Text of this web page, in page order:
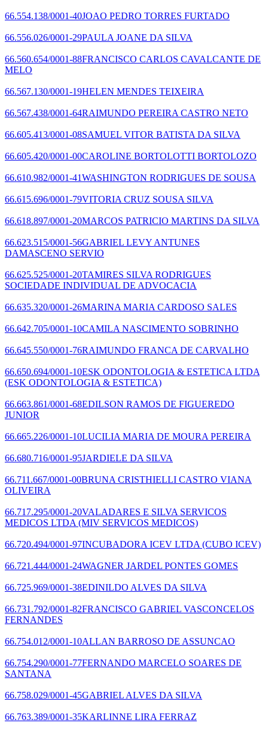
66.554.138/0001-40JOAO PEDRO TORRES FURTADO
66.556.026/0001-29PAULA JOANE DA SILVA
66.560.654/0001-88FRANCISCO CARLOS CAVALCANTE DE
MELO
66.567.130/0001-19HELEN MENDES TEIXEIRA
66.567.438/0001-64RAIMUNDO PEREIRA CASTRO NETO
66.605.413/0001-08SAMUEL VITOR BATISTA DA SILVA
66.605.420/0001-00CAROLINE BORTOLOTTI BORTOLOZO
66.610.982/0001-41WASHINGTON RODRIGUES DE SOUSA
66.615.696/0001-79VITORIA CRUZ SOUSA SILVA
66.618.897/0001-20MARCOS PATRICIO MARTINS DA SILVA
66.623.515/0001-56GABRIEL LEVY ANTUNES
DAMASCENO SERVIO
66.625.525/0001-20TAMIRES SILVA RODRIGUES
SOCIEDADE INDIVIDUAL DE ADVOCACIA
66.635.320/0001-26MARINA MARIA CARDOSO SALES
66.642.705/0001-10CAMILA NASCIMENTO SOBRINHO
66.645.550/0001-76RAIMUNDO FRANCA DE CARVALHO
66.650.694/0001-10ESK ODONTOLOGIA & ESTETICA LTDA
(ESK ODONTOLOGIA & ESTETICA)
66.663.861/0001-68EDILSON RAMOS DE FIGUEREDO
JUNIOR
66.665.226/0001-10LUCILIA MARIA DE MOURA PEREIRA
66.680.716/0001-95JARDIELE DA SILVA
66.711.667/0001-00BRUNA CRISTHIELLI CASTRO VIANA
OLIVEIRA
66.717.295/0001-20VALADARES E SILVA SERVICOS
MEDICOS LTDA (MIV SERVICOS MEDICOS)
66.720.494/0001-97INCUBADORA ICEV LTDA (CUBO ICEV)
66.721.444/0001-24WAGNER JARDEL PONTES GOMES
66.725.969/0001-38EDINILDO ALVES DA SILVA
66.731.792/0001-82FRANCISCO GABRIEL VASCONCELOS
FERNANDES
66.754.012/0001-10ALLAN BARROSO DE ASSUNCAO
66.754.290/0001-77FERNANDO MARCELO SOARES DE
SANTANA
66.758.029/0001-45GABRIEL ALVES DA SILVA
66.763.389/0001-35KARLINNE LIRA FERRAZ